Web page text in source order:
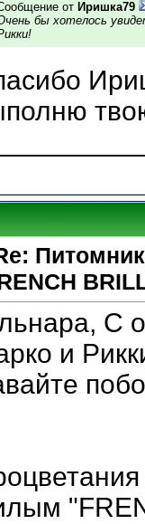
от Иришка79
бы хотелось
С
и